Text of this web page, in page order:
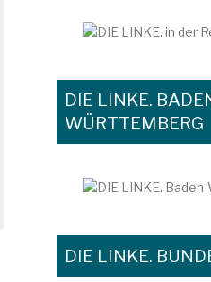
DIE LINKE.
WÜRTTEMBERG
DIE LINKE.